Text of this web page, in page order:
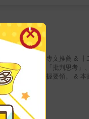
動在即，「專題研究」已然成為獨立思
閱讀理解」、「批判思考
，第一部從國際各地教學現況切入，提供
題研究、小論文撰寫等各類